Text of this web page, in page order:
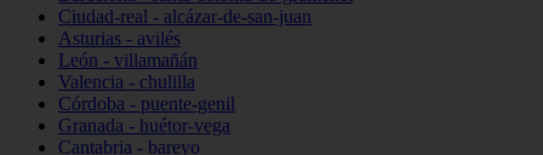
Ciudad-real - alcázar-de-san-juan
Asturias - avilés
León - villamañán
Valencia - chulilla
Córdoba - puente-genil
Granada - huétor-vega
Cantabria - bareyo